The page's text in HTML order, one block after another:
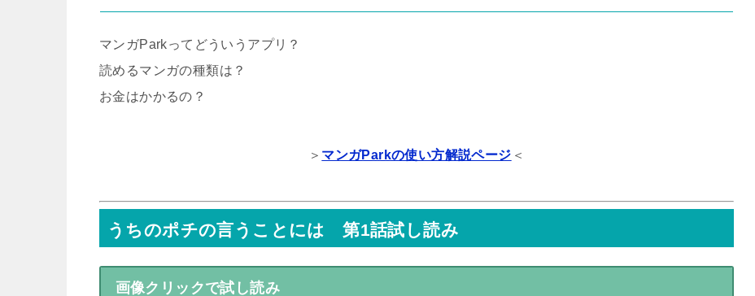
マンガParkってどういうアプリ？
読めるマンガの種類は？
お金はかかるの？
＞ マンガParkの使い方解説ページ ＜
うちのポチの言うことには 第1話試し読み
画像クリックで試し読み